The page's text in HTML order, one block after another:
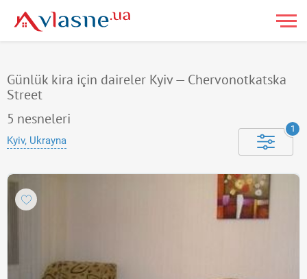
Günlük kira için daireler Kyiv — Chervonotkatska
Street
5 nesneleri
Kyiv, Ukrayna
1